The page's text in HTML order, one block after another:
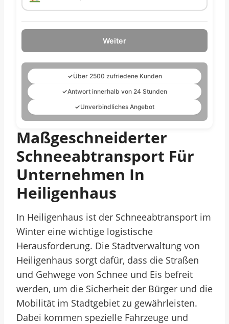
Weiter
✓Über 2500 zufriedene Kunden
✓Antwort innerhalb von 24 Stunden
✓Unverbindliches Angebot
Maßgeschneiderter
Schneeabtransport Für
Unternehmen In
Heiligenhaus
In Heiligenhaus ist der Schneeabtransport im
Winter eine wichtige logistische
Herausforderung. Die Stadtverwaltung von
Heiligenhaus sorgt dafür, dass die Straßen
und Gehwege von Schnee und Eis befreit
werden, um die Sicherheit der Bürger und die
Mobilität im Stadtgebiet zu gewährleisten.
Dabei kommen spezielle Fahrzeuge und